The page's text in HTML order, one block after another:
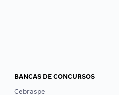
BANCAS DE CONCURSOS
Cebraspe